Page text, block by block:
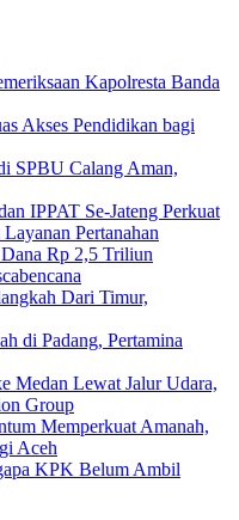
Kapolresta Banda
Akses Pendidikan bagi
SPBU Calang Aman,
IPPAT Se-Jateng Perkuat
Pertanahan
Rp 2,5 Triliun
Dari Timur,
di Padang, Pertamina
Medan Lewat Jalur Udara,
Group
Memperkuat Amanah,
Aceh
KPK Belum Ambil